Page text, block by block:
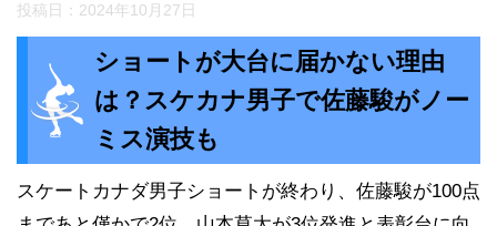
投稿日： 2024年10月27日
ショートが大台に届かない理由
は？スケカナ男子で佐藤駿がノー
ミス演技も
スケートカナダ男子ショートが終わり、佐藤駿が100点